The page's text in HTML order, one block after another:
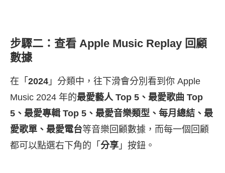
步驟二：查看 Apple Music Replay 回顧
數據
在「 2024 」分類中，往下滑會分別看到你 Apple
Music 2024 年的最愛藝人 Top 5、最愛歌曲 Top
5、最愛專輯 Top 5、最愛音樂類型、每月總結、最
愛歌單、最愛電台等音樂回顧數據，而每一個回顧
都可以點選右下角的「 分享 」按鈕。